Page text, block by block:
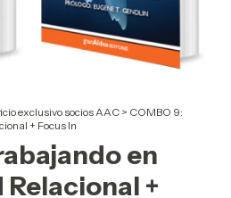
exclusivo socios AAC > COMBO 9:
+ Focus In
en
+